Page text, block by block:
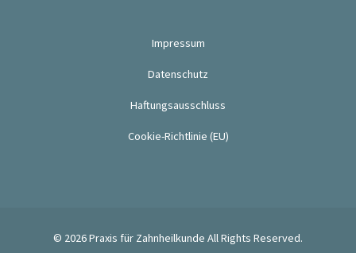
Impressum
Datenschutz
Haftungsausschluss
Cookie-Richtlinie (EU)
© 2026Praxis für Zahnheilkunde All Rights Reserved.